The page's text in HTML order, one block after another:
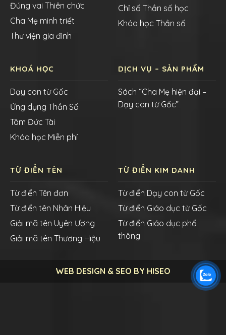
Đúng vai Thiên chức
Cha Mẹ minh triết
Thư viện gia đình
Chỉ số Thần số học
Khóa học Thần số
KHOÁ HỌC
Dạy con từ Gốc
Ứng dụng Thần Số
Tâm Đức Tài
Khóa học Miễn phí
DỊCH VỤ – SẢN PHẨM
Sách “Cha Mẹ hiện đại –
Dạy con từ Gốc”
TỪ ĐIỂN TÊN
Từ điển Tên đơn
Từ điển tên Nhân Hiệu
Giải mã tên Uyên Ương
Giải mã tên Thương Hiệu
TỪ ĐIỂN KIM DANH
Từ điển Dạy con từ Gốc
Từ điển Giáo dục từ Gốc
Từ điển Giáo dục phổ
thông
WEB DESIGN & SEO BY HISEO